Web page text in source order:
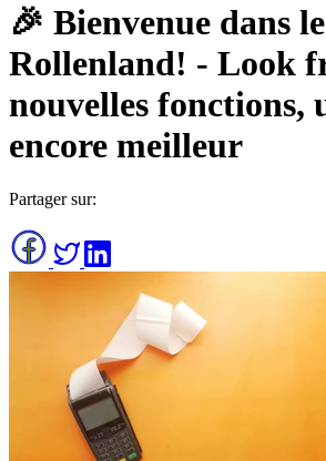
🎉 Bienvenue dans
Rollenland! - Look
nouvelles fonctions,
encore meilleur
Partager sur: